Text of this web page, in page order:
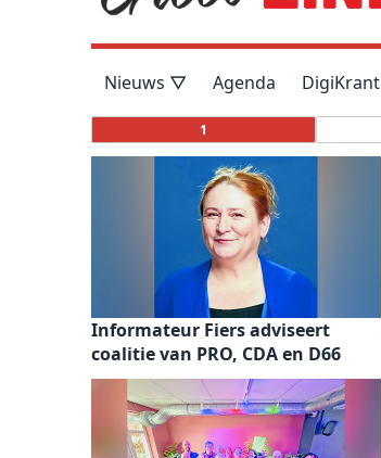
Nieuws ▽ Agenda DigiKrant
1
Informateur Fiers adviseert
coalitie van PRO, CDA en D66